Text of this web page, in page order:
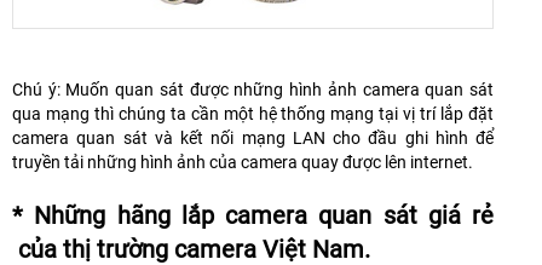
Chú ý: Muốn quan sát được những hình ảnh camera quan sát
qua mạng thì chúng ta cần một hệ thống mạng tại vị trí lắp đặt
camera quan sát và kết nối mạng LAN cho đầu ghi hình để
truyền tải những hình ảnh của camera quay được lên internet.
* Những hãng lắp camera quan sát giá rẻ
của thị trường camera Việt Nam.